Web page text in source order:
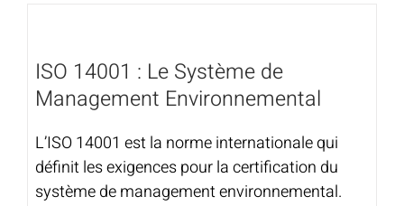
ISO 14001 : Le Système de
Management Environnemental
L’ISO 14001 est la norme internationale qui
définit les exigences pour la certification du
système de management environnemental.